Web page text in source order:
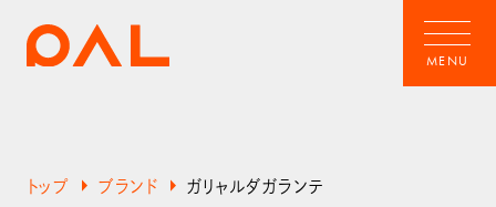
トップ arrow_right ブランド arrow_right ガリャルダガランテ